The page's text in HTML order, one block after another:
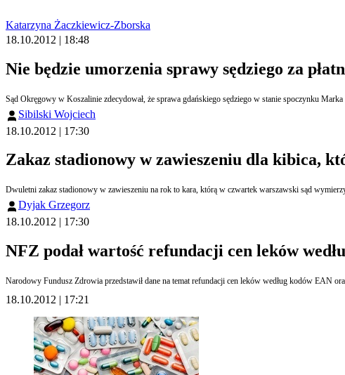
Katarzyna Żaczkiewicz-Zborska
18.10.2012 | 18:48
Nie będzie umorzenia sprawy sędziego za
Sąd Okręgowy w Koszalinie zdecydował, że sprawa gdańskiego sędziego w stanie spoczynku
Sibilski Wojciech
18.10.2012 | 17:30
Zakaz stadionowy w zawieszeniu dla kibica,
Dwuletni zakaz stadionowy w zawieszeniu na rok to kara, którą w czwartek warszawski sąd
Dyjak Grzegorz
18.10.2012 | 17:30
NFZ podał wartość refundacji cen leków
Narodowy Fundusz Zdrowia przedstawił dane na temat refundacji cen leków według kodów EAN
18.10.2012 | 17:21